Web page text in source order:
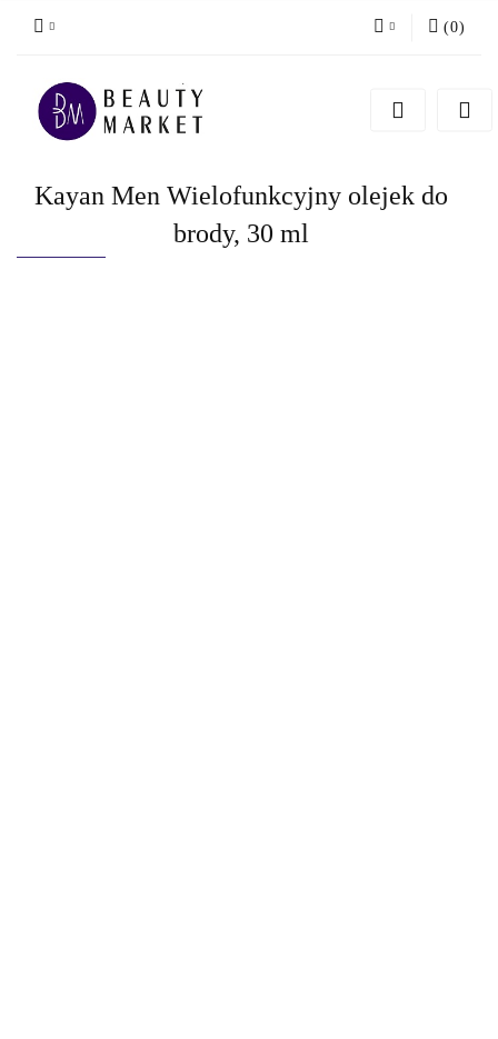
Zarejestruj się
(0)
Kayan Men Wielofunkcyjny olejek do
brody, 30 ml